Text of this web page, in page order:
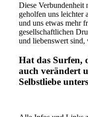
Diese Verbundenheit
geholfen uns leichter
und uns etwas mehr
gesellschaftlichen
und liebenswert
Hat das Surfen,
auch verändert
Selbstliebe